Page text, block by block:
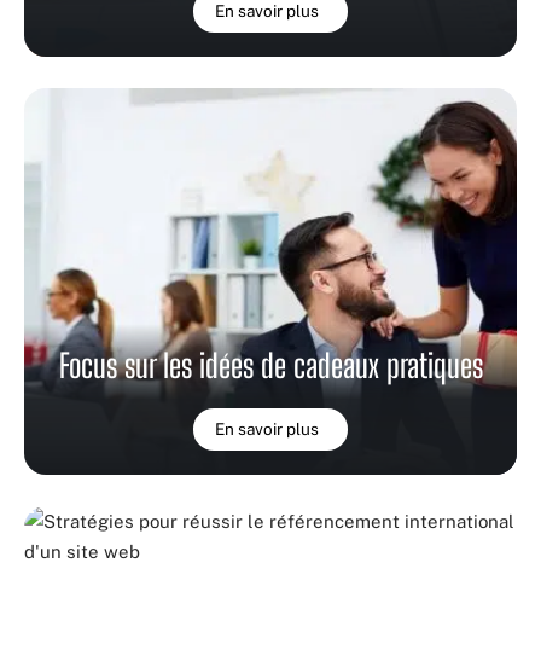
En savoir plus
Focus sur les idées de cadeaux pratiques
En savoir plus